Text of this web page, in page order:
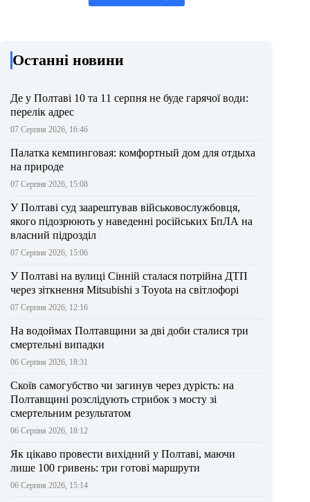
Останні новини
Де у Полтаві 10 та 11 серпня не буде гарячої води:
перелік адрес
07 Серпня 2026, 16:46
Палатка кемпинговая: комфортный дом для отдыха
на природе
07 Серпня 2026, 15:08
У Полтаві суд заарештував військовослужбовця,
якого підозрюють у наведенні російських БпЛА на
власний підрозділ
07 Серпня 2026, 15:06
У Полтаві на вулиці Сінній сталася потрійна ДТП
через зіткнення Mitsubishi з Toyota на світлофорі
07 Серпня 2026, 12:16
На водоймах Полтавщини за дві доби сталися три
смертельні випадки
06 Серпня 2026, 18:31
Скоїв самогубство чи загинув через дурість: на
Полтавщині розслідують стрибок з мосту зі
смертельним результатом
06 Серпня 2026, 18:12
Як цікаво провести вихідний у Полтаві, маючи
лише 100 гривень: три готові маршрути
06 Серпня 2026, 15:14